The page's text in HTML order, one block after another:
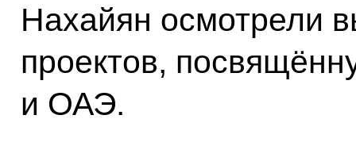
Нахайян осмотрели
проектов,
и ОАЭ.